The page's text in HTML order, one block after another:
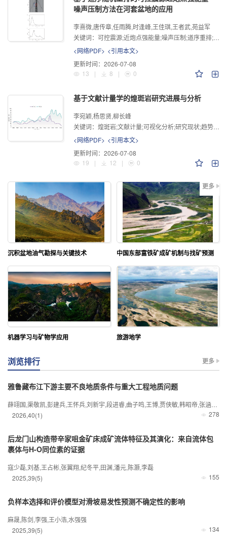
噪声压制方法在河套盆地的应用
李熹微,唐传章,任雨腾,时逢峰,王佳琪,王者武,苑益军
关键词： 可控震源;近炮点强能量;噪声压制;道序重排;阈值
<网络PDF> <引用本文>
更新时间： 2026-07-08
13
| 8 | 0
基于文献计量学的煌斑岩研究进展与分析
李宛颖,杨思贤,柳长峰
关键词： 煌斑岩;文献计量;可视化分析;研究现状;趋势分析
<网络PDF> <引用本文>
更新时间： 2026-07-08
19
| 12 | 0
沉积盆地油气勘探与关键技术 中国东部富铁矿成矿机制与找矿预测
机器学习与矿物学应用 旅游地学
更多
浏览排行 更多
雅鲁藏布江下游主要不良地质条件与重大工程地质问题
2026,40(1) 278
后龙门山构造带辛家咀金矿床成矿流体特征及其演化：来自流体包
裹体与H-O同位素的证据
寇少磊,刘基,王占彬,张翼翔,纪冬平,田渊,潘元,陈灏,李磊
2025,39(5) 155
负样本选择和评价模型对滑坡易发性预测不确定性的影响
麻晟,陈剑,李强,王小浩,水强强
2025,39(5) 134